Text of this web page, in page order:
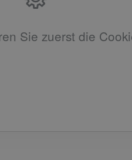
Sie zuerst die